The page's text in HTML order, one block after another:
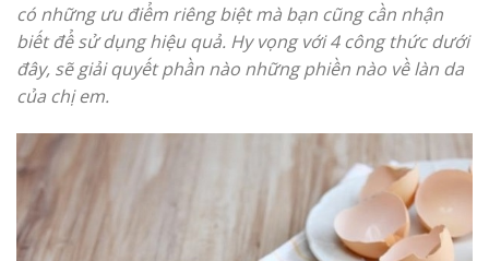
có những ưu điểm riêng biệt mà bạn cũng cần nhận
biết để sử dụng hiệu quả. Hy vọng với 4 công thức dưới
đây, sẽ giải quyết phần nào những phiền nào về làn da
của chị em.